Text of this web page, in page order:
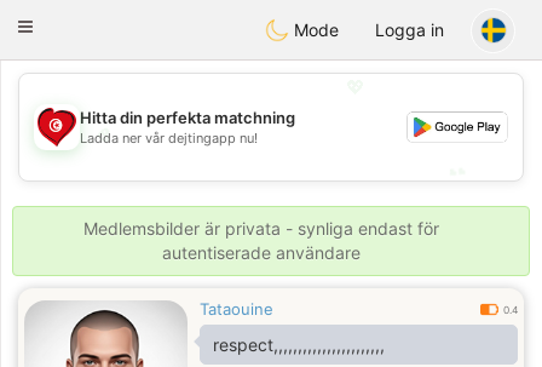
Tunisia Dating
Toggle
Mode Logga in
💖
💕
Hitta din perfekta matchning
Ladda ner vår dejtingapp nu!
Medlemsbilder är privata - synliga endast för
autentiserade användare
Tataouine 0.4
respect,,,,,,,,,,,,,,,,,,,,,,,